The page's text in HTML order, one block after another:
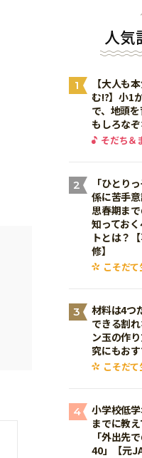
人気
1
【大人も
む!?】小1
で、地頭
もしろなぞ
そだち＆
2
「ひとり
係に苦手意
思春期ま
知ってお
トとは？
修】
こそだ
3
材料は4つ
できる割
ン玉の作
究にもお
こそだ
4
小学校低
までに教
「外出先
40」【元